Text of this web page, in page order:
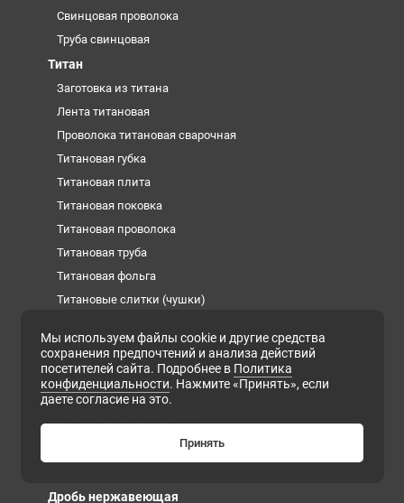
Свинцовая проволока
Труба свинцовая
Титан
Заготовка из титана
Лента титановая
Проволока титановая сварочная
Титановая губка
Титановая плита
Титановая поковка
Титановая проволока
Титановая труба
Титановая фольга
Титановые слитки (чушки)
Титановый круг
Титановый лист
Титановый пруток
Шина титановая (полоса)
Дробь нержавеющая
Мы используем файлы cookie и другие средства
сохранения предпочтений и анализа действий
посетителей сайта. Подробнее в Политика
конфиденциальности. Нажмите «Принять», если
даете согласие на это.
Принять